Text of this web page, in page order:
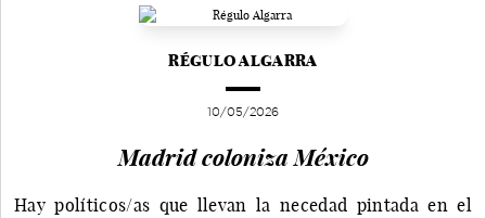
RÉGULO ALGARRA
10/05/2026
Madrid coloniza México
Hay políticos/as que llevan la necedad pintada en el